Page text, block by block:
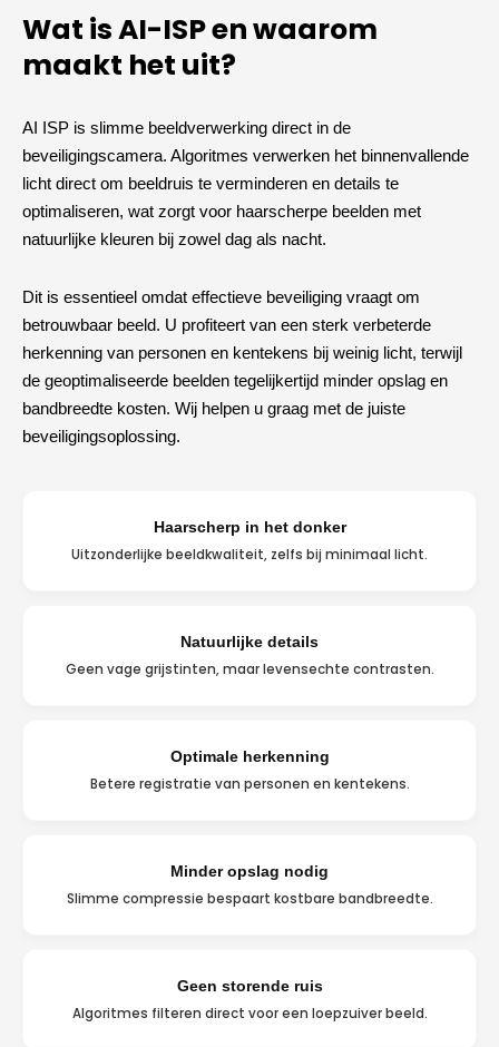
Wat is AI-ISP en waarom
maakt het uit?
AI ISP is slimme beeldverwerking direct in de
beveiligingscamera. Algoritmes verwerken het binnenvallende
licht direct om beeldruis te verminderen en details te
optimaliseren, wat zorgt voor haarscherpe beelden met
natuurlijke kleuren bij zowel dag als nacht.
Dit is essentieel omdat effectieve beveiliging vraagt om
betrouwbaar beeld. U profiteert van een sterk verbeterde
herkenning van personen en kentekens bij weinig licht, terwijl
de geoptimaliseerde beelden tegelijkertijd minder opslag en
bandbreedte kosten. Wij helpen u graag met de juiste
beveiligingsoplossing.
Haarscherp in het donker
Uitzonderlijke beeldkwaliteit, zelfs bij minimaal licht.
Natuurlijke details
Geen vage grijstinten, maar levensechte contrasten.
Optimale herkenning
Betere registratie van personen en kentekens.
Minder opslag nodig
Slimme compressie bespaart kostbare bandbreedte.
Geen storende ruis
Algoritmes filteren direct voor een loepzuiver beeld.